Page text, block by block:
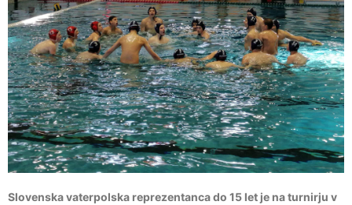
Slovenska vaterpolska reprezentanca do 15 let je na turnirju v